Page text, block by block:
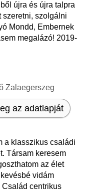
újra és újra talpra
szeretni, szolgálni
Mondd, Embernek
megalázó! 2019-
Zalaegerszeg
az adatlapját
a klasszikus családi
Társam keresem
az élet
vidám
Család centrikus